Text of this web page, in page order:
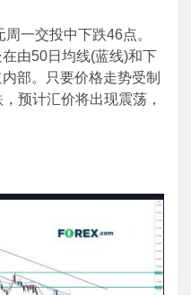
一交投中下跌46点。
由50日均线(蓝线)和下
部。只要价格走势受制
预计汇价将出现震荡，